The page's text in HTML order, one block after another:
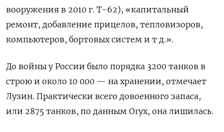
вооружения в 2010 г. Т-62), «капитальный
ремонт, добавление прицелов, тепловизоров,
компьютеров, бортовых систем и т д.».
До войны у России было порядка 3200 танков в
строю и около 10 000 — на хранении, отмечает
Лузин. Практически всего довоенного запаса,
или 2875 танков, по данным Oryx, она лишилась.